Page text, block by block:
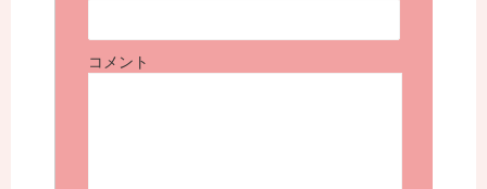
コメント